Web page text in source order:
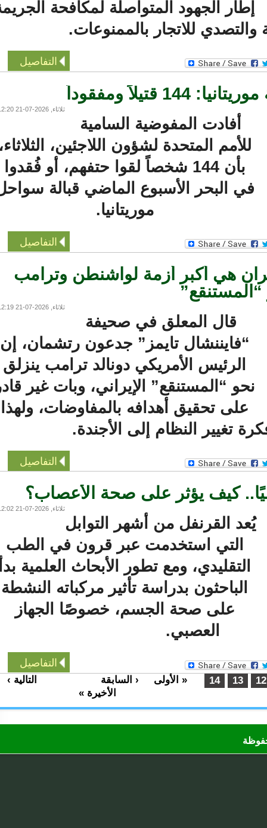
الجهود المتواصلة لمكافحة الجريمة
للاتجار بالممنوعات.
التفاصيل
ومفقوداً
ثلاثاء, 2026-07-21 12:20
أفادت المفوضية السامية
للأمم المتحدة لشؤون اللاجئين، الثلاثاء،
بأن 144 شخصاً لقوا حتفهم، أو فُقدوا
في البحر الأسبوع الماضي قبالة سواحل
موريتانيا.
التفاصيل
هي أكبر أزمة لواشنطن وترامب
ثلاثاء, 2026-07-21 12:19
قال المعلق في صحيفة
“فايننشال تايمز” جدعون رتشمان، إن
الرئيس الأمريكي دونالد ترامب ينزلق
“المستنقع” الإيراني، وبات غير قادر
على تحقيق أهدافه بالمفاوضات، ولهذا
تغيير النظام إلى الأجندة.
التفاصيل
كيف يؤثر على صحة الأعصاب؟
ثلاثاء, 2026-07-21 12:02
القرنفل من أشهر التوابل
التي استخدمت عبر قرون في الطب
التقليدي، ومع تطور الأبحاث العلمية بدأ
الباحثون بدراسة تأثير مركباته النشطة
على صحة الجسم، خصوصًا الجهاز
العصبي.
التفاصيل
« الأولى ‹ السابقة
التالية ›
الأخيرة »